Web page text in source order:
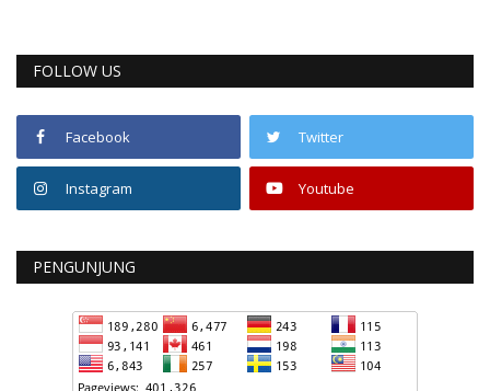
FOLLOW US
Facebook Twitter
Instagram Youtube
PENGUNJUNG